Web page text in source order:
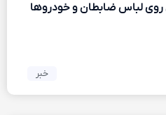
لباس ضابطان و خودروها
خبر